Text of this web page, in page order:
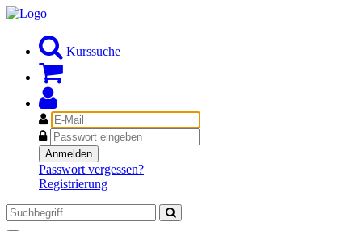
Kurssuche
E-
Mail
Passwort
Anmelden
Passwort vergessen?
Registrierung